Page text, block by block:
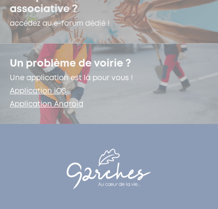
associative ?
accédez au e-forum dédié !
Un problème de voirie ?
Une application est là pour vous !
Application iOS
Application Android